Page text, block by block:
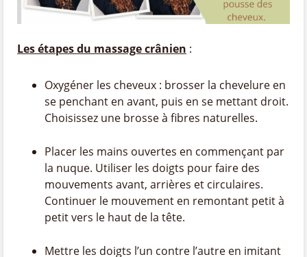
Les étapes du massage crânien :
Oxygéner les cheveux : brosser la chevelure en
se penchant en avant, puis en se mettant droit.
Choisissez une brosse à fibres naturelles.
Placer les mains ouvertes en commençant par
la nuque. Utiliser les doigts pour faire des
mouvements avant, arrières et circulaires.
Continuer le mouvement en remontant petit à
petit vers le haut de la tête.
Mettre les doigts l’un contre l’autre en imitant